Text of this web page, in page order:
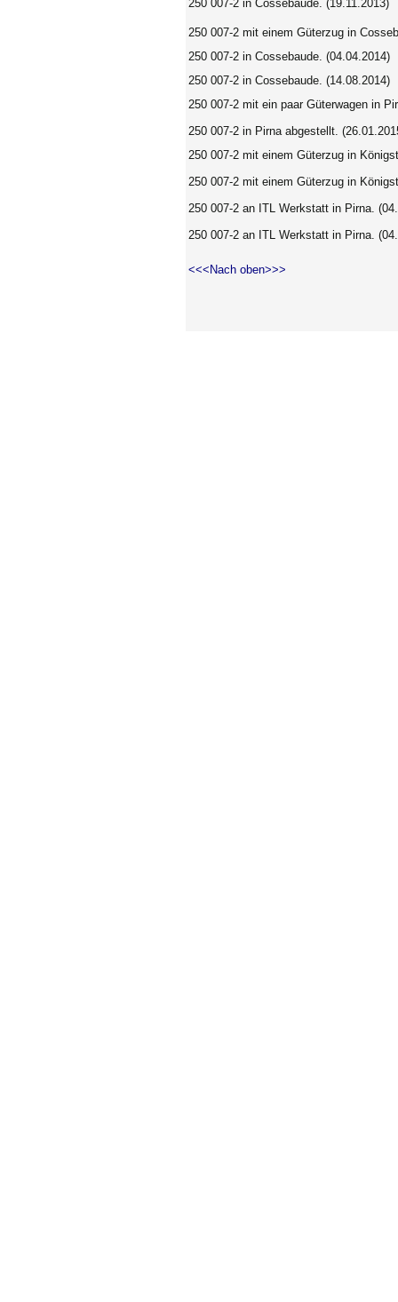
250 007-2 in Cossebaude. (19.11.2013)
250 007-2 mit einem Güterzug in
250 007-2 in Cossebaude. (04.04.2014)
250 007-2 in Cossebaude. (14.08.2014)
250 007-2 mit ein paar Güterwagen in
250 007-2 in Pirna abgestellt.
250 007-2 mit einem Güterzug in
250 007-2 mit einem Güterzug in
250 007-2 an ITL Werkstatt in Pirna.
250 007-2 an ITL Werkstatt in Pirna.
<<<Nach oben>>>